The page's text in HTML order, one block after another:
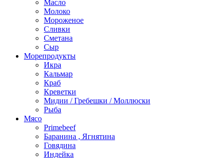
Масло
Молоко
Мороженое
Сливки
Сметана
Сыр
Морепродукты
Икра
Кальмар
Краб
Креветки
Мидии / Гребешки / Моллюски
Рыба
Мясо
Primebeef
Баранина , Ягнятина
Говядина
Индейка